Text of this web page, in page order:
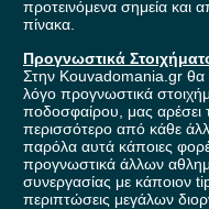
προτεινόμενα σημεία και
πίνακα.
Προγνωστικά
Στην Kouvadomania.gr θα
λόγο προγνωστικά
ποδοσφαίρου, μας αρέσει
περισσότερο από κάθε
παρόλα αυτά κάποιες
προγνωστικά άλλων
συνεργασίας με κάποιον
περιπτώσεις μεγάλων